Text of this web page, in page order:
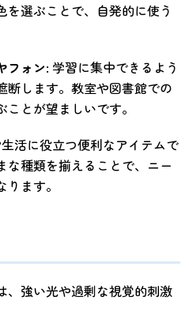
を選ぶことで、自発的に使う
フォン: 学習に集中できるよう
断します。教室や図書館での
とが望ましいです。
活に役立つ便利なアイテムで
な種類を揃えることで、ニー
ます。
、強い光や過剰な視覚的刺激